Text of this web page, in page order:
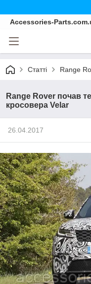
Accessories-
Статті Range
Range Rover почав
кросовера Velar
26.04.2017